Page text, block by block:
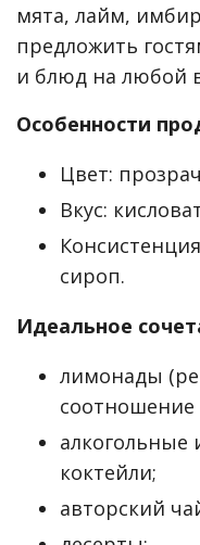
мята, лайм,
предложить
и блюд на любой
Особенности
Цвет:
Вкус:
сироп.
Идеальное
лимонады
соотношение
алкогольные
коктейли;
авторский